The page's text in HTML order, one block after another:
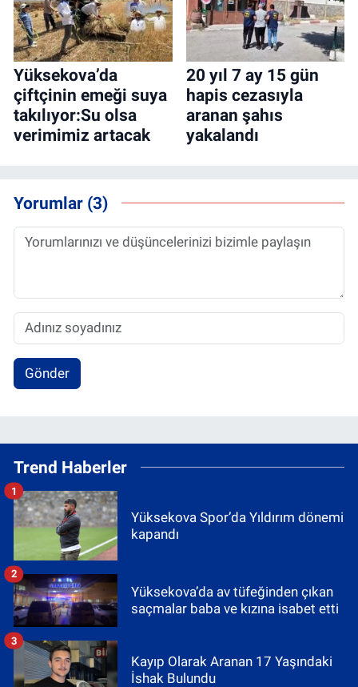
Yüksekova’da
çiftçinin emeği suya
takılıyor:Su olsa
verimimiz artacak
20 yıl 7 ay 15 gün
hapis cezasıyla
aranan şahıs
yakalandı
Yorumlar (3)
Gönder
Trend Haberler
Yüksekova Spor’da Yıldırım dönemi
kapandı
1
Yüksekova’da av tüfeğinden çıkan
saçmalar baba ve kızına isabet etti
2
Kayıp Olarak Aranan 17 Yaşındaki
İshak Bulundu
3